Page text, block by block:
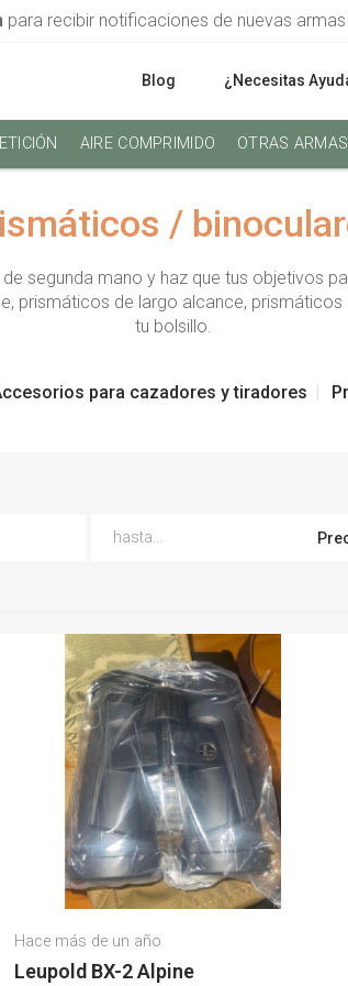
para recibir notificaciones de nuevas
Blog ¿Necesitas
AIRE COMPRIMIDO OTRAS ARMAS
/
segunda mano y haz que tus objetivos
prismáticos de largo alcance,
tu bolsillo.
para cazadores y tiradores
Pedro Rafael D.
(0)
Hace más de un año
Leupold BX-2 Alpine